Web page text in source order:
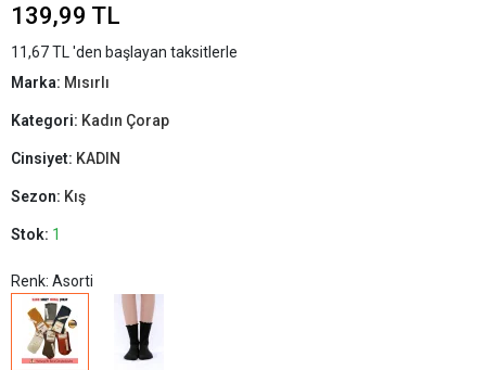
139,99 TL
11,67 TL 'den başlayan taksitlerle
Marka: Mısırlı
Kategori: Kadın Çorap
Cinsiyet: KADIN
Sezon: Kış
Stok: 1
Renk: Asorti